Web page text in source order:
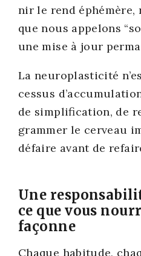
nir le rend éphé­mère,
que nous appe­lons
une mise à jour
La neu­ro­plas­ti­ci­té
ces­sus
de sim­pli­fi­ca­tion, de
gram­mer le cer­veau
défaire avant de
Une
ce que vous
façonne
Chaque habi­tude,